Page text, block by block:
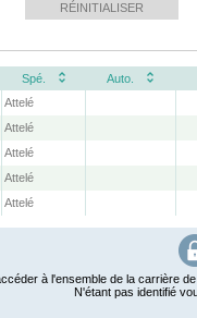
RÉINITIALISER
Spé. Auto.
Attelé
Attelé
Attelé
Attelé
Attelé
à l'ensemble de la carrière
N'étant pas identifié